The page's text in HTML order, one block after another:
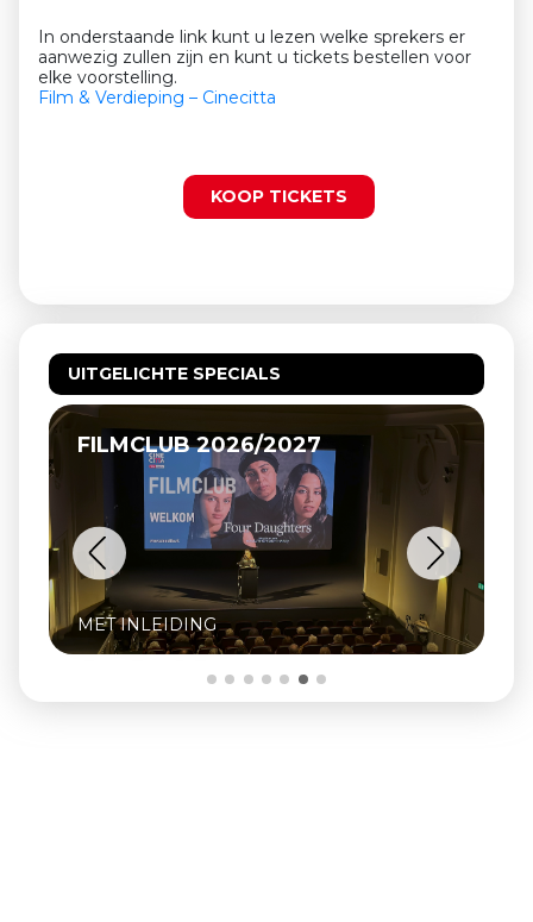
In onderstaande link kunt u lezen welke sprekers er
aanwezig zullen zijn en kunt u tickets bestellen voor
elke voorstelling.
Film & Verdieping – Cinecitta
KOOP TICKETS
UITGELICHTE SPECIALS
RK VEULPOEPERS BV, DE HIPPIES
VAN BEEK
INCLUSIEF Q&A MET OPRICHTER ZJEF
NAAIJKENS